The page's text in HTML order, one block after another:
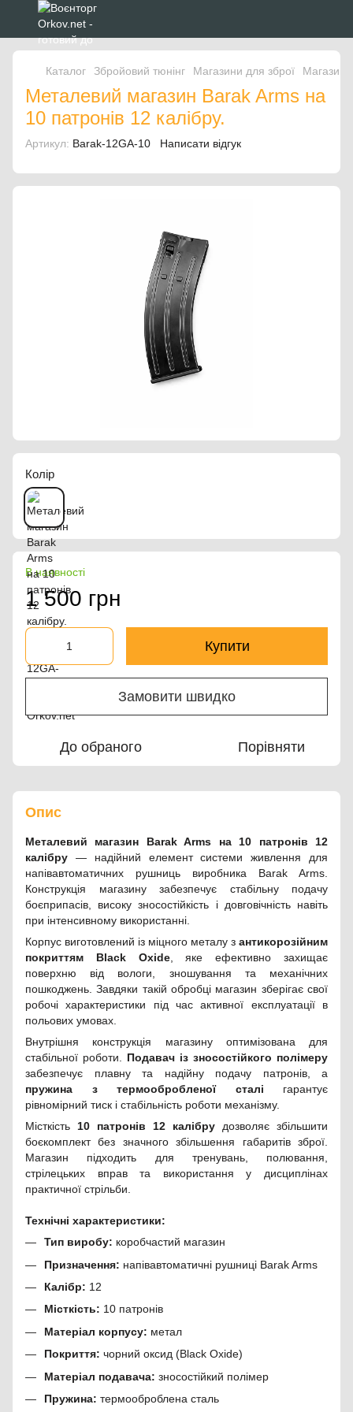
Каталог Збройовий тюнінг Магазини для зброї
Металевий магазин Barak Arms на
10 патронів 12 калібру.
Артикул: Barak-12GA-10 Написати відгук
Колір
В наявності
1 500 грн
Купити
Замовити швидко
До обраного Порівняти
Опис
Металевий магазин Barak Arms на 10 патронів 12
калібру — надійний елемент системи живлення для
напівавтоматичних рушниць виробника Barak Arms.
Конструкція магазину забезпечує стабільну подачу
боєприпасів, високу зносостійкість і довговічність навіть
при інтенсивному використанні.
Корпус виготовлений із міцного металу з антикорозійним
покриттям Black Oxide, яке ефективно захищає
поверхню від вологи, зношування та механічних
пошкоджень. Завдяки такій обробці магазин зберігає свої
робочі характеристики під час активної експлуатації в
польових умовах.
Внутрішня конструкція магазину оптимізована для
стабільної роботи. Подавач із зносостійкого полімеру
забезпечує плавну та надійну подачу патронів, а
пружина з термообробленої сталі гарантує
рівномірний тиск і стабільність роботи механізму.
Місткість 10 патронів 12 калібру дозволяє збільшити
боєкомплект без значного збільшення габаритів зброї.
Магазин підходить для тренувань, полювання,
стрілецьких вправ та використання у дисциплінах
практичної стрільби.
Технічні характеристики:
Тип виробу: коробчастий магазин
Призначення: напівавтоматичні рушниці Barak Arms
Калібр: 12
Місткість: 10 патронів
Матеріал корпусу: метал
Покриття: чорний оксид (Black Oxide)
Матеріал подавача: зносостійкий полімер
Пружина: термооброблена сталь